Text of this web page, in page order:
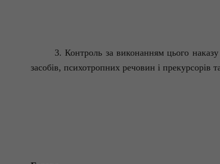
3. Контроль за виконанням цього
засобів, психотропних речовин і прекурсорів